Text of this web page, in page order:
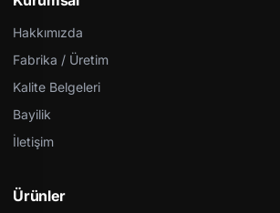
Hakkımızda
Fabrika / Üretim
Kalite Belgeleri
Bayilik
İletişim
Ürünler